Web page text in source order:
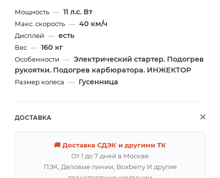
Мощность — 11 л.с. Вт
Макс. скорость — 40 км/ч
Дисплей — есть
Вес — 160 кг
Особенности — Электрический стартер. Подогрев
рукоятки. Подогрев карбюратора. ИНЖЕКТОР
Размер колеса — Гусенница
ДОСТАВКА
🚚 Доставка СДЭК и другими ТК
От 1 до 7 дней в Москве
ПЭК, Деловые линии, Boxberry И другие